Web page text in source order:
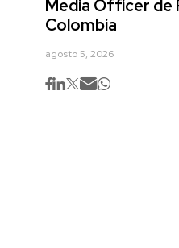
Media Officer de
Colombia
agosto 5, 2026